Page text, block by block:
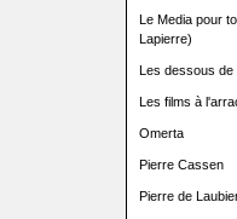
Le Media pour
Lapierre)
Les dessous de
Les films à
Omerta
Pierre Cassen
Pierre de